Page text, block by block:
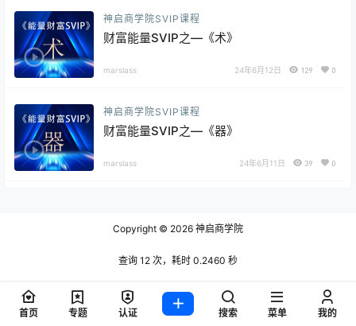
神启商学院SVIP课程
财富能量SVIP之—《术》
marslass 24年6月12日 129 0
神启商学院SVIP课程
财富能量SVIP之—《器》
marslass 24年6月11日 39 0
Copyright © 2026 神启商学院
查询 12 次，耗时 0.2460 秒
首页 专题 认证 搜索 菜单 我的